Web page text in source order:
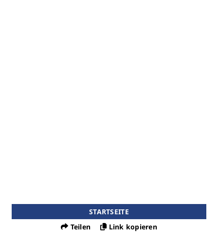
STARTSEITE
Teilen
Link kopieren